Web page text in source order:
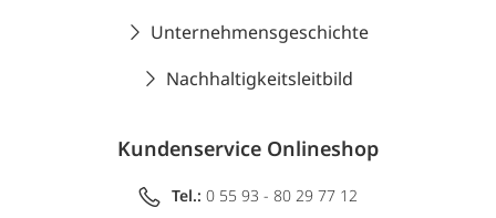
Unternehmensgeschichte
Nachhaltigkeitsleitbild
Kundenservice Onlineshop
Tel.: 0 55 93 - 80 29 77 12